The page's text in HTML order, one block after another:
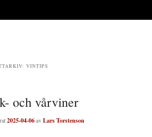
VINTIPS
och vårviner
2025-04-06avLars Torstenson